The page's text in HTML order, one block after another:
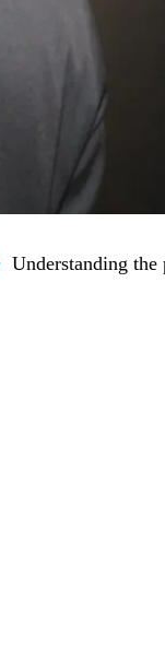
Understanding the